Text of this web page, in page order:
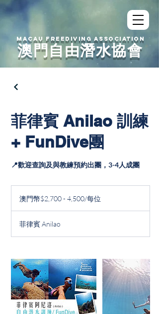
澳門自由潛水協會
MACAU FREEDIVING ASSOCIATION
菲律賓 Anilao 訓練
+ FunDive團
📍歡迎查詢及與教練預約出團，3-4人成團
4,500/
澳門幣$2,700 - 4,500/每位
菲律賓 Anilao